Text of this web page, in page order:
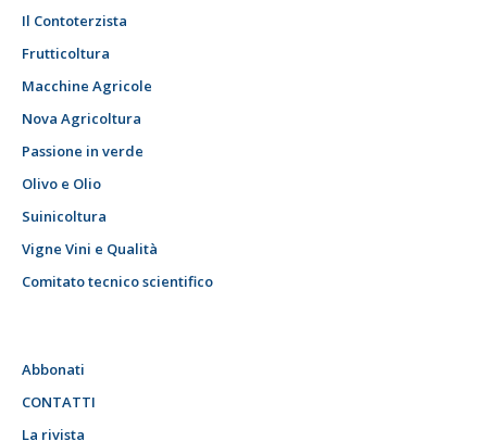
Il Contoterzista
Frutticoltura
Macchine Agricole
Nova Agricoltura
Passione in verde
Olivo e Olio
Suinicoltura
Vigne Vini e Qualità
Comitato tecnico scientifico
Abbonati
CONTATTI
La rivista